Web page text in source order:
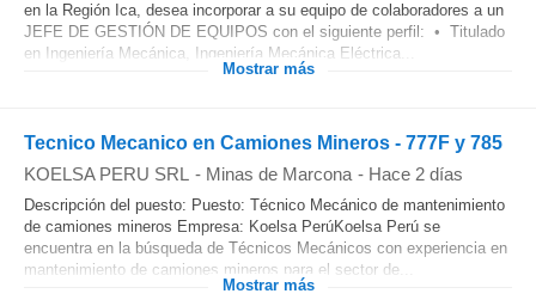
en la Región Ica, desea incorporar a su equipo de colaboradores a un
JEFE DE GESTIÓN DE EQUIPOS con el siguiente perfil: • Titulado
en Ingeniería Mecánica, Ingeniería Mecánica Eléctrica...
Mostrar más
Tecnico Mecanico en Camiones Mineros - 777F y 785
KOELSA PERU SRL - Minas de Marcona - Hace 2 días
Descripción del puesto: Puesto: Técnico Mecánico de mantenimiento
de camiones mineros Empresa: Koelsa PerúKoelsa Perú se
encuentra en la búsqueda de Técnicos Mecánicos con experiencia en
mantenimiento de camiones mineros para el sector de...
Mostrar más